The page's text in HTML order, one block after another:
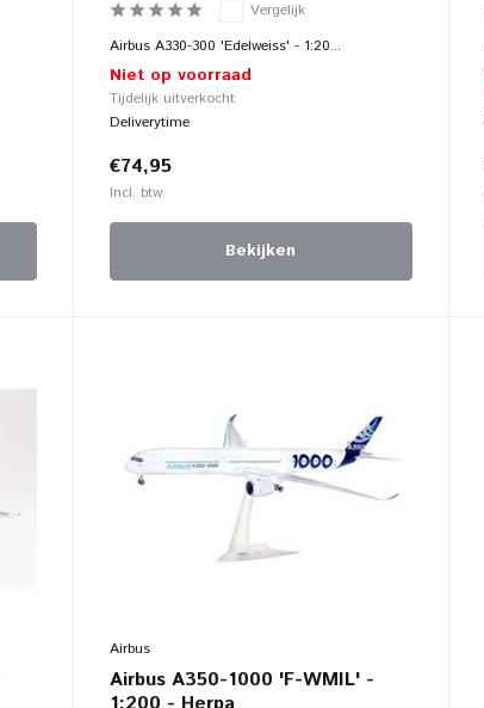
Vergelijk
Airbus A330-300 'Edelweiss' - 1:20...
Niet op voorraad
Tijdelijk uitverkocht
Deliverytime
€74,95
Incl. btw
Bekijken
Airbus
Airbus A350-1000 'F-WMIL' -